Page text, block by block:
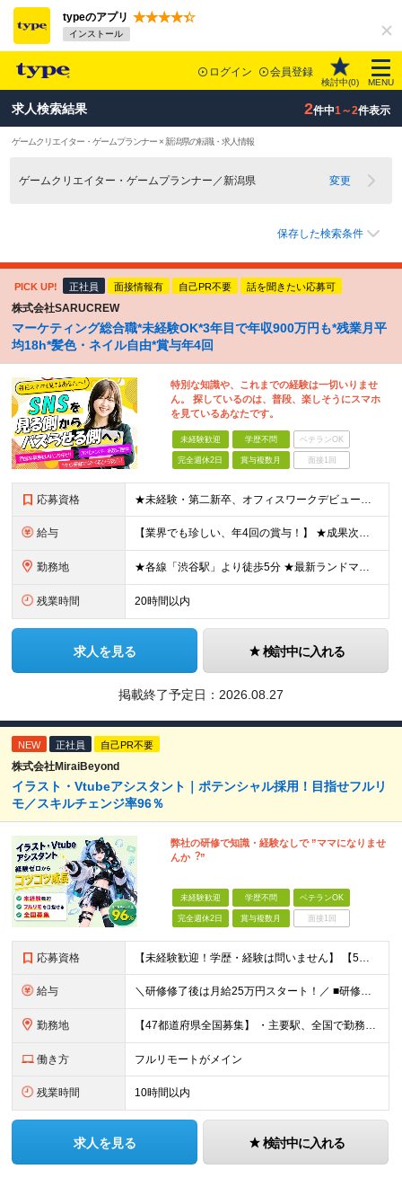
typeのアプリ
インストール
ログイン 会員登録
検討中(0) MENU
求人検索結果 2件中1～2件表示
ゲームクリエイター・ゲームプランナー × 新潟県の転職・求人情報
ゲームクリエイター・ゲームプランナー／新潟県 変更
保存した検索条件
PICK UP! 正社員 面接情報有 自己PR不要 話を聞きたい応募可
株式会社SARUCREW
マーケティング総合職*未経験OK*3年目で年収900万円も*残業月平
均18h*髪色・ネイル自由*賞与年4回
特別な知識や、これまでの経験は一切いりませ
ん。 探しているのは、普段、楽しそうにスマホ
を見ているあなたです。
未経験歓迎 学歴不問 ベテランOK
完全週休2日 賞与複数月 面接1回
応募資格 ★未経験・第二新卒、オフィスワークデビュー大歓迎 ★平均年齢は28.6歳！ ★20代の若手メンバーが中心になって活躍している職場です！ ●学歴不問 ※35歳以下の方（若年層の長期キャリア形成） ★こ
給与 【業界でも珍しい、年4回の賞与！】 ★成果次第でスピード昇給可 →20代で年収700万〜900万超も！ ■未経験：月給26〜30万円＋賞与年4回（業績による）＋各種手当 ※経験・スキルを考慮して決定
勤務地 ★各線「渋谷駅」より徒歩5分 ★最新ランドマークオフィスです！ ★転勤はありません 【本社】 東京都渋谷区道玄坂2-25-12 道玄坂通 dogenzaka-dori 5階 ※(変更の範囲)上記を除
残業時間 20時間以内
求人を見る 検討中に入れる
掲載終了予定日： 2026.08.27
NEW 正社員 自己PR不要
株式会社MiraiBeyond
イラスト・Vtubeアシスタント｜ポテンシャル採用！目指せフルリ
モ／スキルチェンジ率96％
弊社の研修で知識・経験なしで ”ママになりませ
んか︖”
未経験歓迎 学歴不問 ベテランOK
完全週休2日 賞与複数月 面接1回
応募資格 【未経験歓迎！学歴・経験は問いません】 【5名以上の積極採用を予定！】 事業拡大中につき、 これからイラストレーターを目指したい方を積極採用中です！ 「イラストを仕事にしてみたい」 「好きなことを
給与 ＼研修修了後は月給25万円スタート！／ ■研修修了後 月給25万円＋賞与＋インセンティブ賞与 ※残業代は別途支給 ▽研修期間▽ 【未経験者】 ▶ 月給20万円～ 【固定残業代について】
勤務地 【47都道府県全国募集】 ・主要駅、全国で勤務可能！ ・どこに住んでいても応募可能！ 【東京本社】 東京都品川区東品川5-9-2 ≪リモート研修♪⾯接も基本的にオンラインで実施します≫ －主要駅
働き方 フルリモートがメイン
残業時間 10時間以内
求人を見る 検討中に入れる